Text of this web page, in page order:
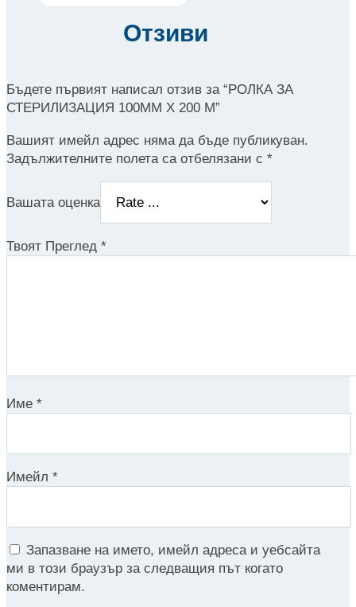
Отзиви
Бъдете първият написал отзив за “РОЛКА ЗА
СТЕРИЛИЗАЦИЯ 100ММ Х 200 М”
Вашият имейл адрес няма да бъде публикуван.
Задължителните полета са отбелязани с *
Вашата оценка
Твоят Преглед *
Име *
Имейл *
Запазване на името, имейл адреса и уебсайта
ми в този браузър за следващия път когато
коментирам.